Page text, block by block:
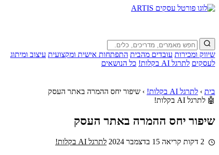
שיווק ומכירות עובדים מהבית התפתחות אישית ומקצועית עיצוב ומיתוג
לעסקים לתרגל AI בקלות! כל הנושאים
בית › לתרגל AI בקלות! › שיפור יחס ההמרה באתר העסק
🤖 לתרגל AI בקלות!
שיפור יחס ההמרה באתר העסק
15 בדצמבר 2024 לתרגל AI בקלות!